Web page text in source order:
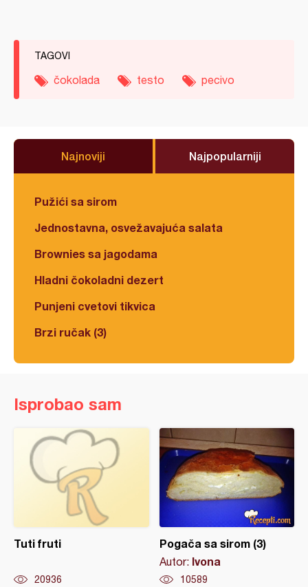
TAGOVI
čokolada testo pecivo
Najnoviji Najpopularniji
Pužići sa sirom
Jednostavna, osvežavajuća salata
Brownies sa jagodama
Hladni čokoladni dezert
Punjeni cvetovi tikvica
Brzi ručak (3)
Isprobao sam
Tuti fruti
20936
Pogača sa sirom (3)
Autor: Ivona
10589